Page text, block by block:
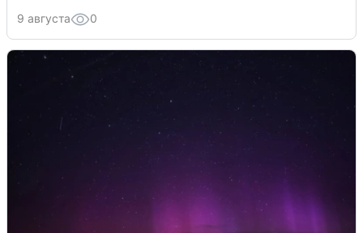
9 августа 0